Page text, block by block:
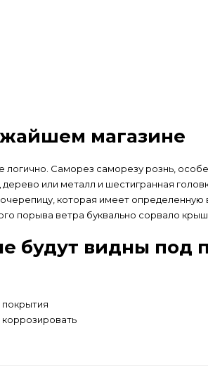
магазине
Саморез саморезу рознь,
или металл и шестигранная
которая имеет определенную
порыва ветра буквально сорвало
будут видны под